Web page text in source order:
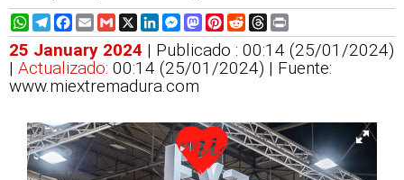
WhatsApp
Telegram
Facebook
EmailGmail
X LinkedIn
Messenger
Mastodon
Pinterest
RedditThreads
25 January 2024 | Publicado : 00:14 (25/01/2024)
| Actualizado: 00:14 (25/01/2024) | Fuente:
www.miextremadura.com